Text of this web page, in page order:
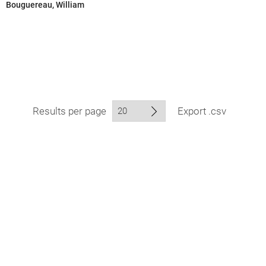
Bouguereau, William
Results per page Export .csv